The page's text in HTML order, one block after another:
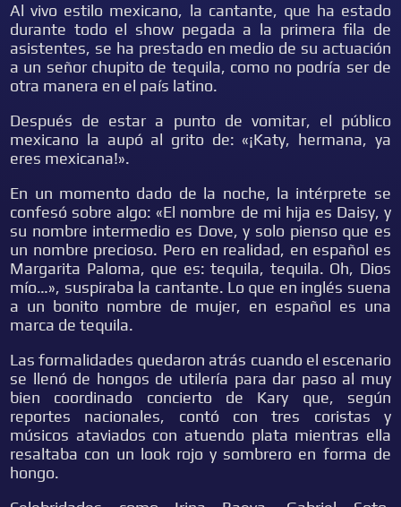
Al vivo estilo mexicano, la cantante, que ha estado
durante todo el show pegada a la primera fila de
asistentes, se ha prestado en medio de su actuación
a un señor chupito de tequila, como no podría ser de
otra manera en el país latino.
Después de estar a punto de vomitar, el público
mexicano la aupó al grito de: «¡Katy, hermana, ya
eres mexicana!».
En un momento dado de la noche, la intérprete se
confesó sobre algo: «El nombre de mi hija es Daisy, y
su nombre intermedio es Dove, y solo pienso que es
un nombre precioso. Pero en realidad, en español es
Margarita Paloma, que es: tequila, tequila. Oh, Dios
mío…», suspiraba la cantante. Lo que en inglés suena
a un bonito nombre de mujer, en español es una
marca de tequila.
Las formalidades quedaron atrás cuando el escenario
se llenó de hongos de utilería para dar paso al muy
bien coordinado concierto de Kary que, según
reportes nacionales, contó con tres coristas y
músicos ataviados con atuendo plata mientras ella
resaltaba con un look rojo y sombrero en forma de
hongo.